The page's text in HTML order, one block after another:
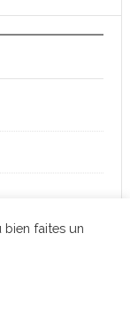
- Copyright
bien faites un